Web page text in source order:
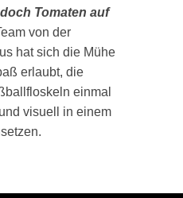
Tomaten auf
von der
hat sich die Mühe
erlaubt, die
einmal
visuell in einem